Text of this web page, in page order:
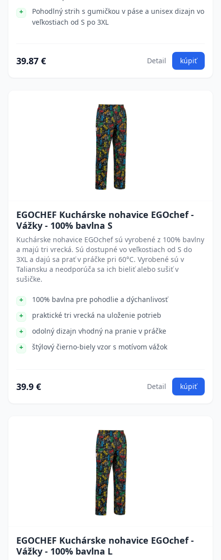
Pohodlný strih s gumičkou v páse a unisex dizajn vo
veľkostiach od S po 3XL
39.87 € Detail kúpiť
EGOCHEF Kuchárske nohavice EGOchef -
Vážky - 100% bavlna S
Kuchárske nohavice EGOchef sú vyrobené z 100% bavlny
a majú tri vrecká. Sú dostupné vo veľkostiach od S do
3XL a dajú sa prať v práčke pri 60°C. Vyrobené sú v
Taliansku a neodporúča sa ich bieliť alebo sušiť v
sušičke.
100% bavlna pre pohodlie a dýchanlivosť
praktické tri vrecká na uloženie potrieb
odolný dizajn vhodný na pranie v práčke
štýlový čierno-biely vzor s motívom vážok
39.9 € Detail kúpiť
EGOCHEF Kuchárske nohavice EGOchef -
Vážky - 100% bavlna L